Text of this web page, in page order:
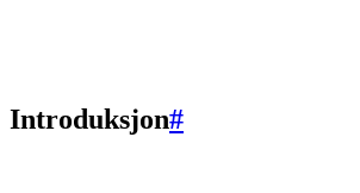
Introduksjon#